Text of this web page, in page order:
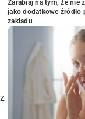
Zarabiaj na tym, że nie
jako dodatkowe
zakładu